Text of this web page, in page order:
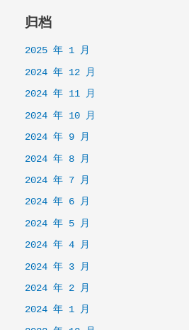
归档
2025 年 1 月
2024 年 12 月
2024 年 11 月
2024 年 10 月
2024 年 9 月
2024 年 8 月
2024 年 7 月
2024 年 6 月
2024 年 5 月
2024 年 4 月
2024 年 3 月
2024 年 2 月
2024 年 1 月